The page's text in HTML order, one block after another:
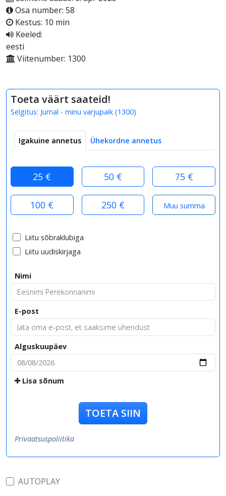
Osa number: 58
Kestus: 10 min
Keeled:
eesti
Viitenumber: 1300
Toeta väärt saateid!
Selgitus: Jumal - minu varjupaik (1300)
Igakuine annetus Ühekordne annetus
25 € 50 € 75 €
100 € 250 €
Liitu sõbraklubiga
Liitu uudiskirjaga
Nimi
E-post
Alguskuupäev
Lisa sõnum
TOETA SIIN
Privaatsuspoliitika
AUTOPLAY